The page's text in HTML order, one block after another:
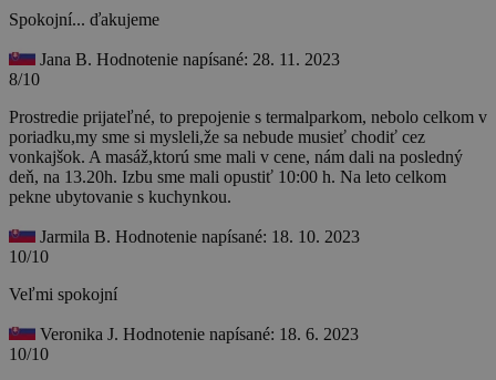
Spokojní... ďakujeme
Jana B. Hodnotenie napísané: 28. 11. 2023
8/10
Prostredie prijateľné, to prepojenie s termalparkom, nebolo celkom v
poriadku,my sme si mysleli,že sa nebude musieť chodiť cez
vonkajšok. A masáž,ktorú sme mali v cene, nám dali na posledný
deň, na 13.20h. Izbu sme mali opustiť 10:00 h. Na leto celkom
pekne ubytovanie s kuchynkou.
Jarmila B. Hodnotenie napísané: 18. 10. 2023
10/10
Veľmi spokojní
Veronika J. Hodnotenie napísané: 18. 6. 2023
10/10